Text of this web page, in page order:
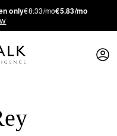
only€8.33/mo€5.83/mo